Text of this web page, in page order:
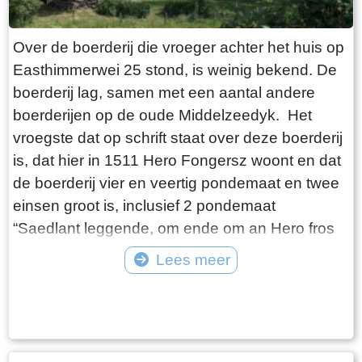
Johan van Eisinga aet 18 Kleinzoon van de
heer Grietman Vegelin van Claerbergen`. De
kerk heeft zes gebrandschilderde ramen,
gemaakt door Ype Staak, een 18e eeuwse
glazenier uit Sneek. Dat deze ramen in goede
staat bewaard zijn gebleven, zegt vermoedelijk
iets over de moeilijke bereikbaarheid van
Goingarijp in de 18e eeuw. Aan de westzijde
staat de markante klokkenstoel. Daarin hangt de
Salvatorklok die in 1527 is gegoten door
Gerhardus van Wou uit Kampen, een van de
bekendste klokkengieters uit de late
belang voor de arbeiders als sein om op te
Over de boerderij die vroeger achter het huis op
Easthimmerwei 25 stond, is weinig bekend. De
boerderij lag, samen met een aantal andere
boerderijen op de oude Middelzeedyk. Het
vroegste dat op schrift staat over deze boerderij
is, dat hier in 1511 Hero Fongersz woont en dat
de boerderij vier en veertig pondemaat en twee
einsen groot is, inclusief 2 pondemaat
“Saedlant leggende, om ende om an Hero fros
huijs ende Heem“. Het weiland ligt vanaf de
boerderij tot aan de Mieddyk en het “hoijland” ligt
Folsgara naar de Tsjaerddyk om bij het land te
Lees meer